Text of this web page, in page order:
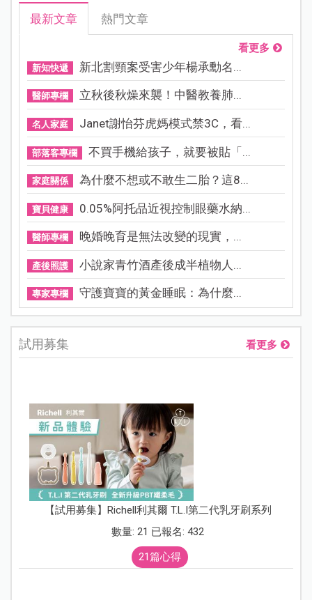
最新文章 熱門文章
看更多
新知快遞 新北割頸案受害少年楊承勳名...
醫師專欄 立秋後秋燥來襲！中醫教養肺...
名人家庭 Janet謝怡芬虎媽模式禁3C，看...
部落客專欄 不買手機給孩子，就要被貼「...
家庭關係 為什麼不想或不敢生二胎？這8...
寶貝健康 0.05%阿托品近視控制眼藥水納...
醫師專欄 晚婚晚育是無法改變的現實，...
產後照護 小說家青竹酒產後成半植物人...
專家專欄 守護寶寶的黃金睡眠：為什麼...
試用募集 看更多
【試用募集】Richell利其爾 T.L.I第二代乳牙刷系列
數量: 21 已報名: 432
21篇心得